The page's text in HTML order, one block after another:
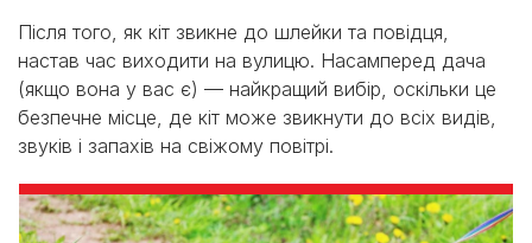
Після того, як кіт звикне до шлейки та повідця,
настав час виходити на вулицю. Насамперед дача
(якщо вона у вас є) — найкращий вибір, оскільки це
безпечне місце, де кіт може звикнути до всіх видів,
звуків і запахів на свіжому повітрі.